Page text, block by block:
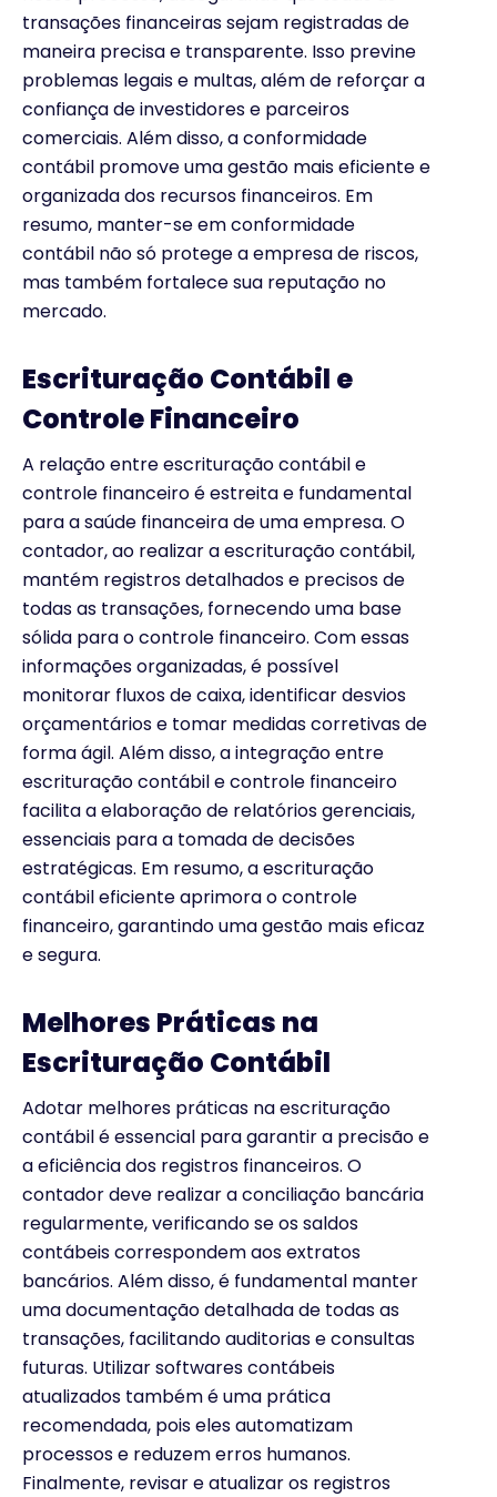
transações financeiras sejam registradas de
maneira precisa e transparente. Isso previne
problemas legais e multas, além de reforçar a
confiança de investidores e parceiros
comerciais. Além disso, a conformidade
contábil promove uma gestão mais eficiente e
organizada dos recursos financeiros. Em
resumo, manter-se em conformidade
contábil não só protege a empresa de riscos,
mas também fortalece sua reputação no
mercado.
Escrituração Contábil e
Controle Financeiro
A relação entre escrituração contábil e
controle financeiro é estreita e fundamental
para a saúde financeira de uma empresa. O
contador, ao realizar a escrituração contábil,
mantém registros detalhados e precisos de
todas as transações, fornecendo uma base
sólida para o controle financeiro. Com essas
informações organizadas, é possível
monitorar fluxos de caixa, identificar desvios
orçamentários e tomar medidas corretivas de
forma ágil. Além disso, a integração entre
escrituração contábil e controle financeiro
facilita a elaboração de relatórios gerenciais,
essenciais para a tomada de decisões
estratégicas. Em resumo, a escrituração
contábil eficiente aprimora o controle
financeiro, garantindo uma gestão mais eficaz
e segura.
Melhores Práticas na
Escrituração Contábil
Adotar melhores práticas na escrituração
contábil é essencial para garantir a precisão e
a eficiência dos registros financeiros. O
contador deve realizar a conciliação bancária
regularmente, verificando se os saldos
contábeis correspondem aos extratos
bancários. Além disso, é fundamental manter
uma documentação detalhada de todas as
transações, facilitando auditorias e consultas
futuras. Utilizar softwares contábeis
atualizados também é uma prática
recomendada, pois eles automatizam
processos e reduzem erros humanos.
Finalmente, revisar e atualizar os registros